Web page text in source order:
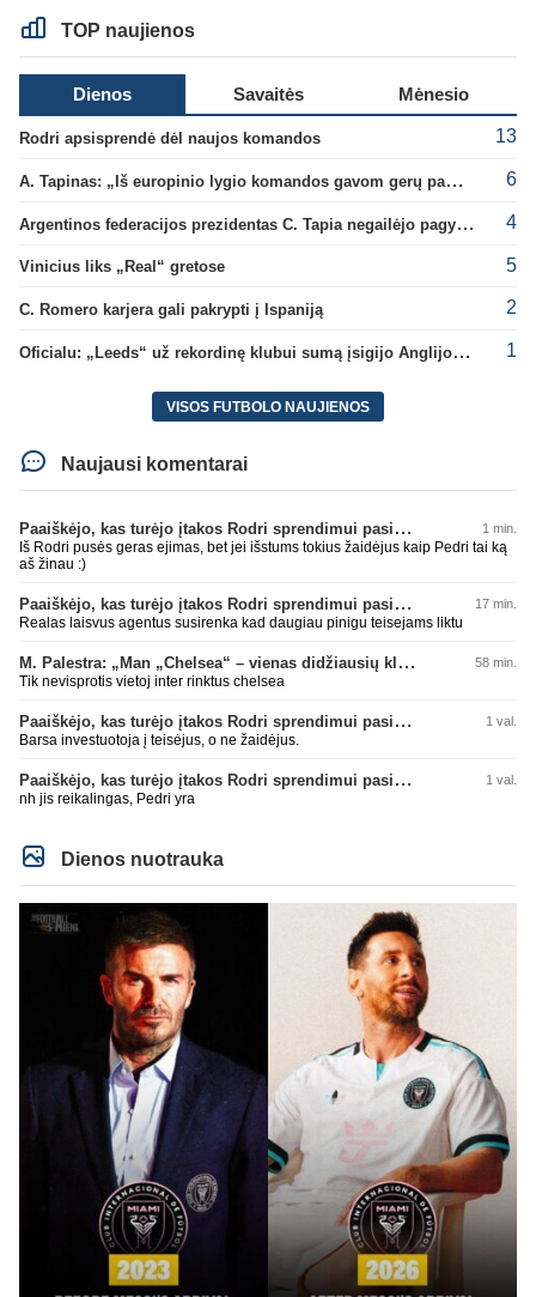
TOP naujienos
Dienos Savaitės Mėnesio
Rodri apsisprendė dėl naujos komandos 13
A. Tapinas: „Iš europinio lygio komandos gavom gerų pamokų“ 6
Argentinos federacijos prezidentas C. Tapia negailėjo pagyrų G. Infantino 4
Vinicius liks „Real“ gretose 5
C. Romero karjera gali pakrypti į Ispaniją 2
Oficialu: „Leeds“ už rekordinę klubui sumą įsigijo Anglijos rinktinės vartininką 1
VISOS FUTBOLO NAUJIENOS
Naujausi komentarai
Paaiškėjo, kas turėjo įtakos Rodri sprendimui pasirinkti Barselonos pusę 1 min.
Iš Rodri pusės geras ejimas, bet jei išstums tokius žaidėjus kaip Pedri tai ką
aš žinau :)
Paaiškėjo, kas turėjo įtakos Rodri sprendimui pasirinkti Barselonos pusę 17 min.
Realas laisvus agentus susirenka kad daugiau pinigu teisejams liktu
M. Palestra: „Man „Chelsea“ – vienas didžiausių klubų futbole“ 58 min.
Tik nevisprotis vietoj inter rinktus chelsea
Paaiškėjo, kas turėjo įtakos Rodri sprendimui pasirinkti Barselonos pusę 1 val.
Barsa investuotoja į teisėjus, o ne žaidėjus.
Paaiškėjo, kas turėjo įtakos Rodri sprendimui pasirinkti Barselonos pusę 1 val.
nh jis reikalingas, Pedri yra
Dienos nuotrauka